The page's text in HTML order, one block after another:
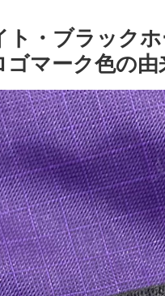
ト・ブラック
ゴマーク色の由